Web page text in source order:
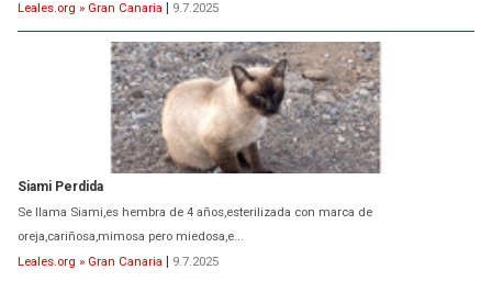
Leales.org » Gran Canaria | 9.7.2025
Siami Perdida
Se llama Siami,es hembra de 4 años,esterilizada con marca de
oreja,cariñosa,mimosa pero miedosa,e...
Leales.org » Gran Canaria | 9.7.2025